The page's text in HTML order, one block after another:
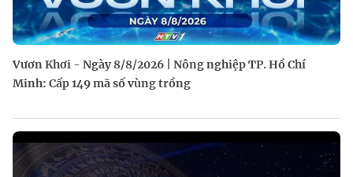
Vươn Khơi - Ngày 8/8/2026 | Nông nghiệp TP. Hồ Chí
Minh: Cấp 149 mã số vùng trồng